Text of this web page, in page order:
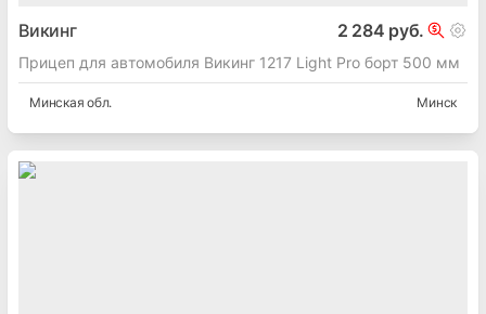
Викинг 2 284 руб.
Прицеп для автомобиля Викинг 1217 Light Pro борт 500 мм
Минская обл. Минск